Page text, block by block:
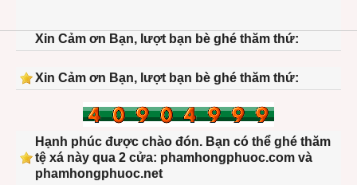
Xin Cảm ơn Bạn, lượt bạn bè ghé thăm thứ:
Xin Cảm ơn Bạn, lượt bạn bè ghé thăm thứ:
Hạnh phúc được chào đón. Bạn có thể ghé thăm
tệ xá này qua 2 cửa: phamhongphuoc.com và
phamhongphuoc.net